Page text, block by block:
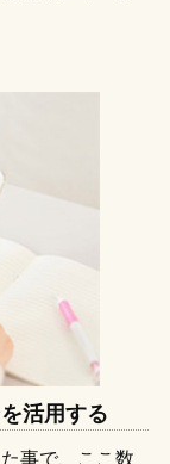
活用する
事で、ここ数